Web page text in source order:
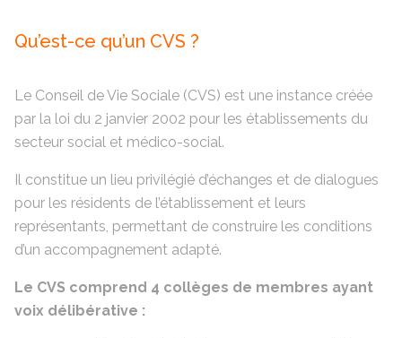
Qu’est-ce qu’un CVS ?
Le Conseil de Vie Sociale (CVS) est une instance créée
par la loi du 2 janvier 2002 pour les établissements du
secteur social et médico-social.
Il constitue un lieu privilégié d’échanges et de dialogues
pour les résidents de l’établissement et leurs
représentants, permettant de construire les conditions
d’un accompagnement adapté.
Le CVS comprend 4 collèges de membres ayant
voix délibérative :